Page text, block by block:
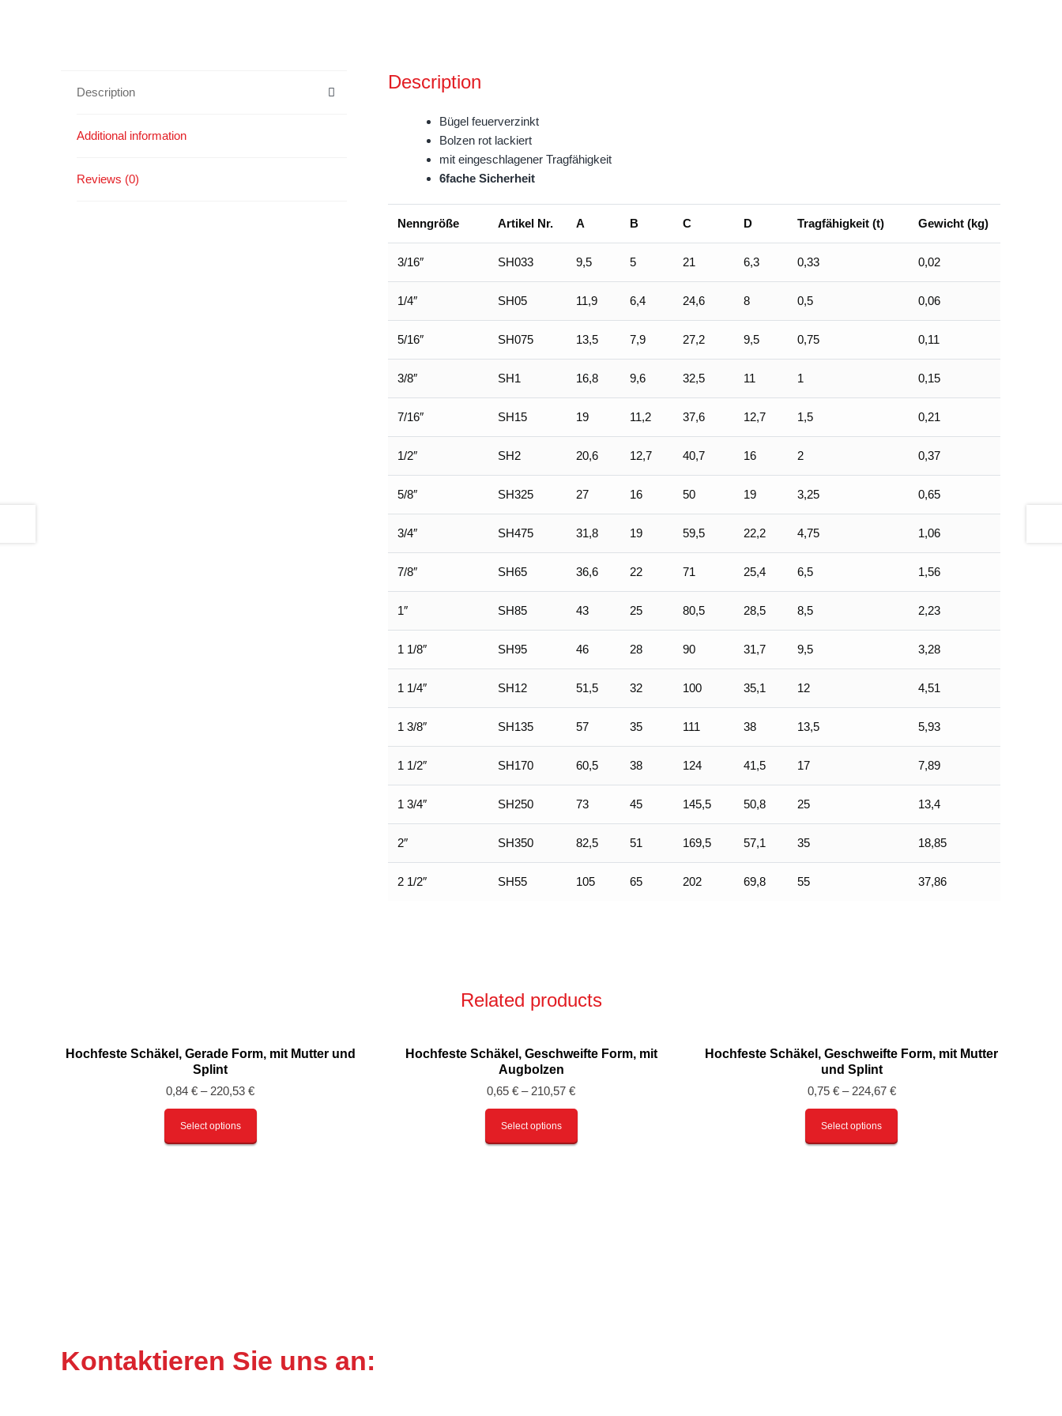
Description
Additional information
Reviews (0)
Description
Bügel feuerverzinkt
Bolzen rot lackiert
mit eingeschlagener Tragfähigkeit
6fache Sicherheit
Nenngröße Artikel Nr. A B C D Tragfähigkeit (t) Gewicht (kg)
3/16″ SH033 9,5 5 21 6,3 0,33 0,02
1/4″ SH05 11,9 6,4 24,6 8 0,5 0,06
5/16″ SH075 13,5 7,9 27,2 9,5 0,75 0,11
3/8″ SH1 16,8 9,6 32,5 11 1 0,15
7/16″ SH15 19 11,2 37,6 12,7 1,5 0,21
1/2″ SH2 20,6 12,7 40,7 16 2 0,37
5/8″ SH325 27 16 50 19 3,25 0,65
3/4″ SH475 31,8 19 59,5 22,2 4,75 1,06
7/8″ SH65 36,6 22 71 25,4 6,5 1,56
1″ SH85 43 25 80,5 28,5 8,5 2,23
1 1/8″ SH95 46 28 90 31,7 9,5 3,28
1 1/4″ SH12 51,5 32 100 35,1 12 4,51
1 3/8″ SH135 57 35 111 38 13,5 5,93
1 1/2″ SH170 60,5 38 124 41,5 17 7,89
1 3/4″ SH250 73 45 145,5 50,8 25 13,4
2″ SH350 82,5 51 169,5 57,1 35 18,85
2 1/2″ SH55 105 65 202 69,8 55 37,86
Related products
Hochfeste Schäkel, Gerade Form, mit Mutter und
Splint
0,84€ – 220,53€
Select options
Hochfeste Schäkel, Geschweifte Form, mit
Augbolzen
0,65 € – 210,57 €
Select options
Hochfeste Schäkel, Geschweifte Form, mit Mutter
und Splint
0,75 €– 224,67 €
Select options
Kontaktieren Sie uns an: